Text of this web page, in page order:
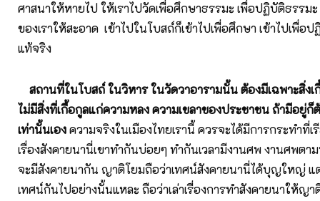
ศาสนาให้หายไป ให้เราไปวัดเพื่อศึกษาธรรมะ เพื่อปฏิบัติธรรมะ
ของเราให้สะอาด เข้าไปในโบสถ์ก็เข้าไปเพื่อศึกษา เข้าไปเพื่อ
แท้จริง
สถานที่ในโบสถ์ ในวิหาร ในวัดวาอารามนั้น ต้องมีเฉพาะสิ่
ไม่มีสิ่งที่เกื้อกูลแก่ความหลง ความเขลาของประชาชนถ้ามีอยู่ก็
เท่านั้นเองความจริงในเมืองไทยเรานี้ ควรจะได้มีการกระทำที่เ
เรื่องสังคายนานี่เขาทำกันบ่อยๆ ทำกันเวลามีงานศพ งานศพตา
จะมีสังคายนากัน ญาติโยมถือว่าเทศน์สังคายนานี่ได้บุญใหญ่ แ
เทศน์กันไปอย่างนั้นแหละ ถือว่าเล่าเรื่องการทำสังคายนาให้ญ